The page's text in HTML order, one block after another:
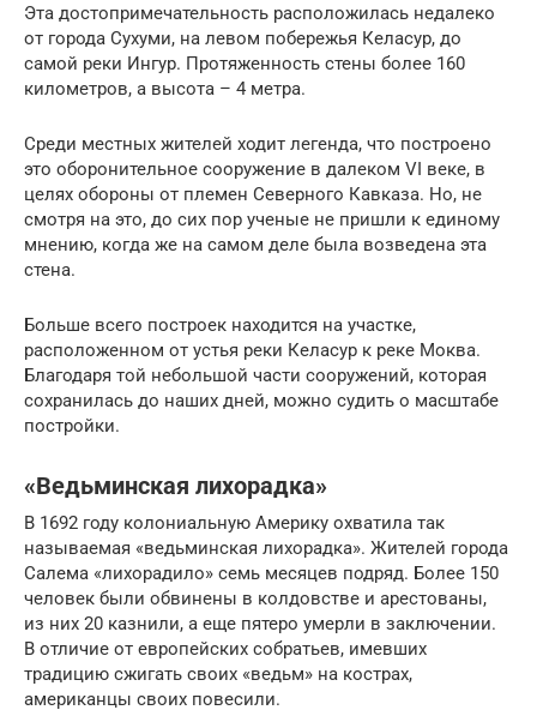
Эта достопримечательность расположилась недалеко
от города Сухуми, на левом побережья Келасур, до
самой реки Ингур. Протяженность стены более 160
километров, а высота – 4 метра.
Среди местных жителей ходит легенда, что построено
это оборонительное сооружение в далеком VI веке, в
целях обороны от племен Северного Кавказа. Но, не
смотря на это, до сих пор ученые не пришли к единому
мнению, когда же на самом деле была возведена эта
стена.
Больше всего построек находится на участке,
расположенном от устья реки Келасур к реке Моква.
Благодаря той небольшой части сооружений, которая
сохранилась до наших дней, можно судить о масштабе
постройки.
«Ведьминская лихорадка»
В 1692 году колониальную Америку охватила так
называемая «ведьминская лихорадка». Жителей города
Салема «лихорадило» семь месяцев подряд. Более 150
человек были обвинены в колдовстве и арестованы,
из них 20 казнили, а еще пятеро умерли в заключении.
В отличие от европейских собратьев, имевших
традицию сжигать своих «ведьм» на кострах,
американцы своих повесили.